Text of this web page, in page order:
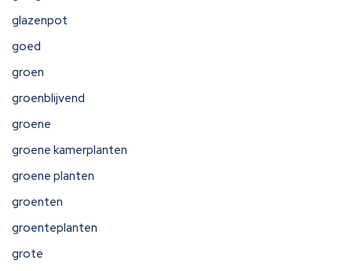
glazenpot
goed
groen
groenblijvend
groene
groene kamerplanten
groene planten
groenten
groenteplanten
grote